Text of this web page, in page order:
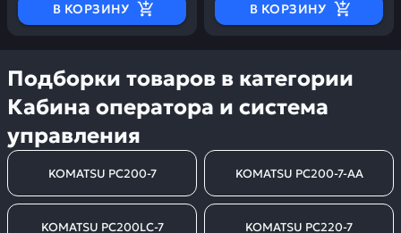
В КОРЗИНУ В КОРЗИНУ
Подборки товаров в категории
Кабина оператора и система
управления
KOMATSU PC200-7 KOMATSU PC200-7-AA
KOMATSU PC200LC-7 KOMATSU PC220-7